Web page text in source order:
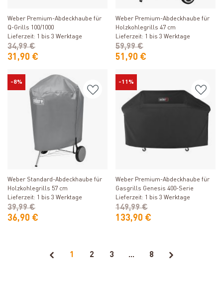
Weber Premium-Abdeckhaube für
Q-Grills 100/1000
Lieferzeit: 1 bis 3 Werktage
31,90 €
34,99 €
Produkt ansehen
Weber Premium-Abdeckhaube für
Holzkohlegrills 47 cm
Lieferzeit: 1 bis 3 Werktage
51,90 €
59,99 €
-8%
Produkt ansehen
Weber Standard-Abdeckhaube für
Holzkohlegrills 57 cm
Lieferzeit: 1 bis 3 Werktage
36,90 €
39,99 €
-11%
Weber Premium-Abdeckhaube für
Gasgrills Genesis 400-Serie
Lieferzeit: 1 bis 3 Werktage
133,90 €
149,99 €
1 2 3 ... 8